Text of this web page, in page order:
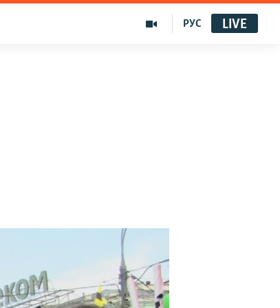
РУС LIVE